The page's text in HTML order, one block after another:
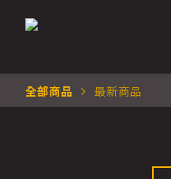
全部商品 最新商品